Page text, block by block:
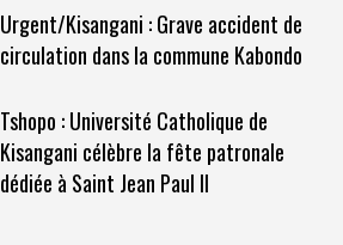
Urgent/Kisangani : Grave accident de
circulation dans la commune Kabondo
Tshopo : Université Catholique de
Kisangani célèbre la fête patronale
dédiée à Saint Jean Paul II